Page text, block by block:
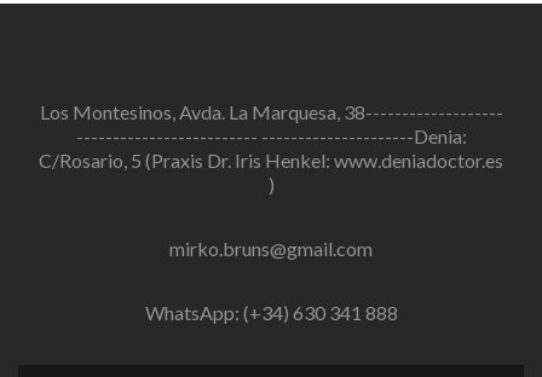
Los Montesinos, Avda. La Marquesa, 38-------------------
------------------------- ---------------------Denia:
C/Rosario, 5 (Praxis Dr. Iris Henkel: www.deniadoctor.es
)
mirko.bruns@gmail.com
WhatsApp: (+34) 630 341 888